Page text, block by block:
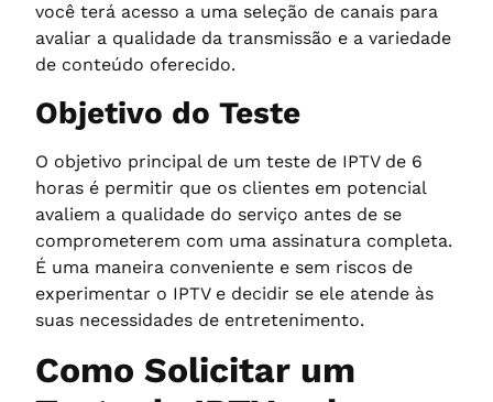
você terá acesso a uma seleção de canais para
avaliar a qualidade da transmissão e a variedade
de conteúdo oferecido.
Objetivo do Teste
O objetivo principal de um teste de IPTV de 6
horas é permitir que os clientes em potencial
avaliem a qualidade do serviço antes de se
comprometerem com uma assinatura completa.
É uma maneira conveniente e sem riscos de
experimentar o IPTV e decidir se ele atende às
suas necessidades de entretenimento.
Como Solicitar um